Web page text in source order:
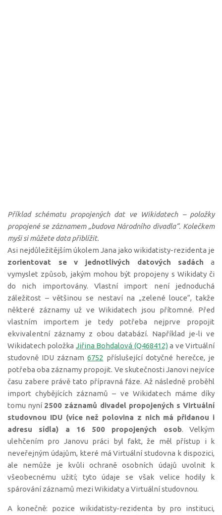
Příklad schématu propojených dat ve Wikidatech – položky
propojené se záznamem „budova Národního divadla“. Kolečkem
myši si můžete data přiblížit.
Asi nejdůležitějším úkolem Jana jako wikidatisty-rezidenta je
zorientovat se v jednotlivých datových sadách a
vymyslet způsob, jakým mohou být propojeny s Wikidaty či
do nich importovány. Vlastní import není jednoduchá
záležitost – většinou se nestaví na „zelené louce“, takže
některé záznamy už ve Wikidatech jsou přítomné. Před
vlastním importem je tedy potřeba nejprve propojit
ekvivalentní záznamy z obou databází. Například je-li ve
Wikidatech položka Jiřina Bohdalová (Q468412)a ve Virtuální
studovně IDU záznam6752 příslušející dotyčné herečce, je
potřeba oba záznamy propojit. Ve skutečnosti Janovi nejvíce
času zabere právě tato přípravná fáze. Až následně proběhl
import chybějících záznamů – ve Wikidatech máme díky
tomu nyní 2500 záznamů divadel propojených s Virtuální
studovnou IDU (více než polovina z nich má přidanou i
adresu sídla) a 16 500 propojených osob. Velkým
ulehčením pro Janovu práci byl fakt, že měl přístup i k
neveřejným údajům, které má Virtuální studovna k dispozici,
ale nemůže je kvůli ochraně osobních údajů uvolnit k
všeobecnému užití; tyto údaje se však velice hodily k
spárování záznamů mezi Wikidaty a Virtuální studovnou.
A konečně: pozice wikidatisty-rezidenta by pro instituci,